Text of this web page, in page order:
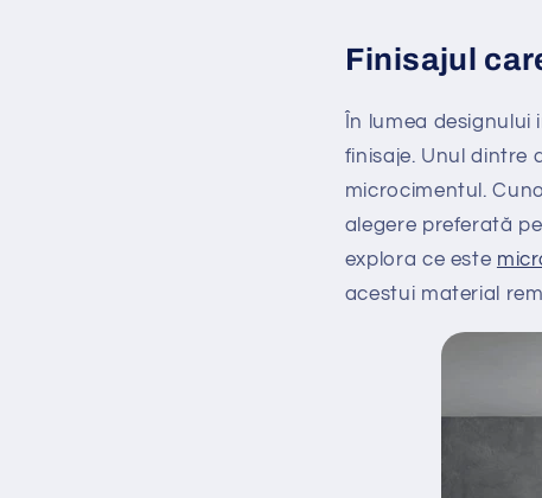
Finisajul
În lumea
finisaje. Unul dintre
microcimentul.
alegere preferată
explora ce este
acestui material